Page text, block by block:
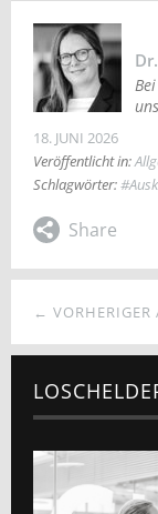
18. JUNI 2026
Veröffentlicht in:
Schlagwörter:
← VORHERIGER